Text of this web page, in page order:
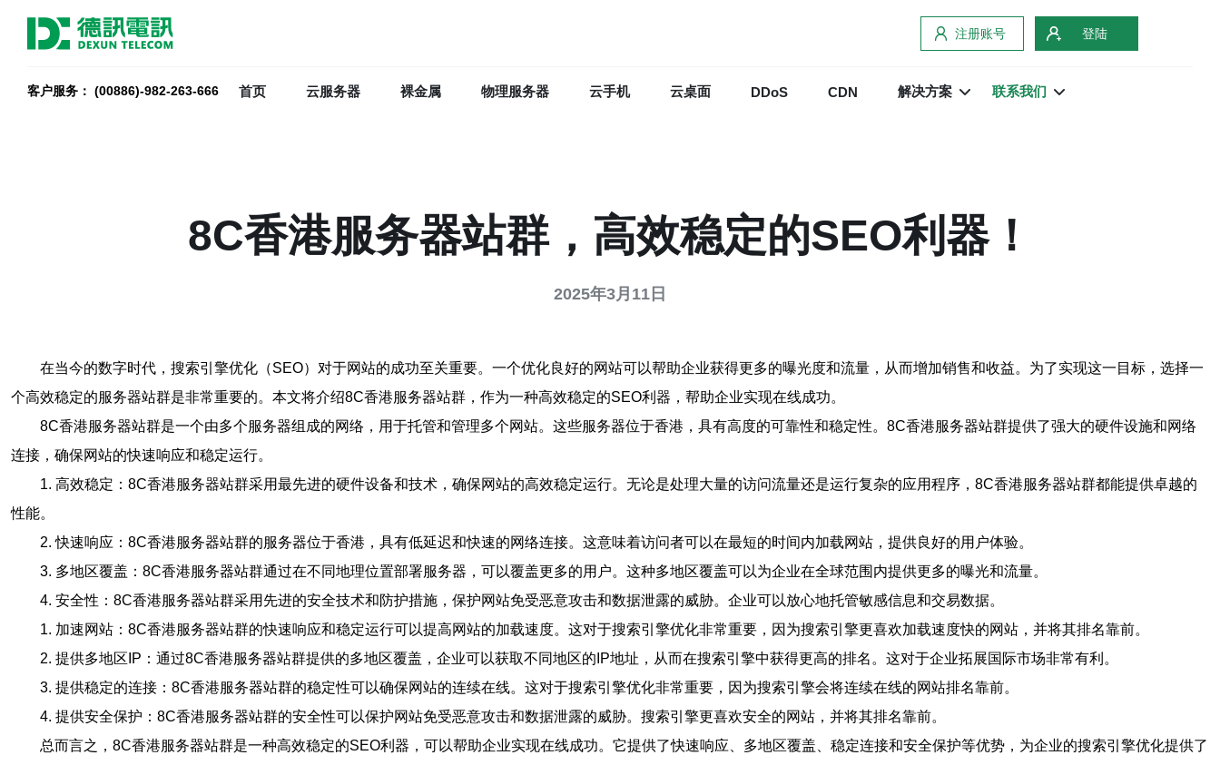
注册账号 登陆
客户服务： (00886)-982-263-666 首页 云服务器 裸金属 物理服务器 云手机 云桌面 DDoS CDN 解决方案 联系我们
8C香港服务器站群，高效稳定的SEO利器！
2025年3月11日
在当今的数字时代，搜索引擎优化（SEO）对于网站的成功至关重要。一个优化良好的网站可以帮助企业获得更多的曝光度和流量，从而增加销售和收益。为了实现这一目标，选择一
个高效稳定的服务器站群是非常重要的。本文将介绍8C香港服务器站群，作为一种高效稳定的SEO利器，帮助企业实现在线成功。
8C香港服务器站群是一个由多个服务器组成的网络，用于托管和管理多个网站。这些服务器位于香港，具有高度的可靠性和稳定性。8C香港服务器站群提供了强大的硬件设施和网络
连接，确保网站的快速响应和稳定运行。
1. 高效稳定：8C香港服务器站群采用最先进的硬件设备和技术，确保网站的高效稳定运行。无论是处理大量的访问流量还是运行复杂的应用程序，8C香港服务器站群都能提供卓越的
性能。
2. 快速响应：8C香港服务器站群的服务器位于香港，具有低延迟和快速的网络连接。这意味着访问者可以在最短的时间内加载网站，提供良好的用户体验。
3. 多地区覆盖：8C香港服务器站群通过在不同地理位置部署服务器，可以覆盖更多的用户。这种多地区覆盖可以为企业在全球范围内提供更多的曝光和流量。
4. 安全性：8C香港服务器站群采用先进的安全技术和防护措施，保护网站免受恶意攻击和数据泄露的威胁。企业可以放心地托管敏感信息和交易数据。
1. 加速网站：8C香港服务器站群的快速响应和稳定运行可以提高网站的加载速度。这对于搜索引擎优化非常重要，因为搜索引擎更喜欢加载速度快的网站，并将其排名靠前。
2. 提供多地区IP：通过8C香港服务器站群提供的多地区覆盖，企业可以获取不同地区的IP地址，从而在搜索引擎中获得更高的排名。这对于企业拓展国际市场非常有利。
3. 提供稳定的连接：8C香港服务器站群的稳定性可以确保网站的连续在线。这对于搜索引擎优化非常重要，因为搜索引擎会将连续在线的网站排名靠前。
4. 提供安全保护：8C香港服务器站群的安全性可以保护网站免受恶意攻击和数据泄露的威胁。搜索引擎更喜欢安全的网站，并将其排名靠前。
总而言之，8C香港服务器站群是一种高效稳定的SEO利器，可以帮助企业实现在线成功。它提供了快速响应、多地区覆盖、稳定连接和安全保护等优势，为企业的搜索引擎优化提供了